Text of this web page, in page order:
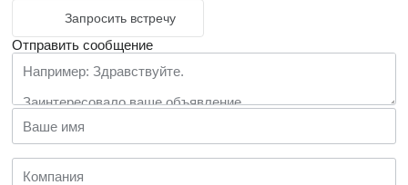
Запросить встречу
Отправить сообщение